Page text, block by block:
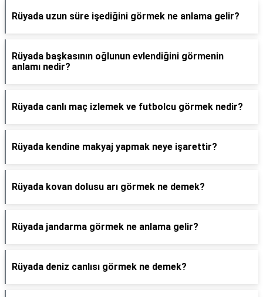
Rüyada uzun süre işediğini görmek ne anlama gelir?
Rüyada başkasının oğlunun evlendiğini görmenin
anlamı nedir?
Rüyada canlı maç izlemek ve futbolcu görmek nedir?
Rüyada kendine makyaj yapmak neye işarettir?
Rüyada kovan dolusu arı görmek ne demek?
Rüyada jandarma görmek ne anlama gelir?
Rüyada deniz canlısı görmek ne demek?